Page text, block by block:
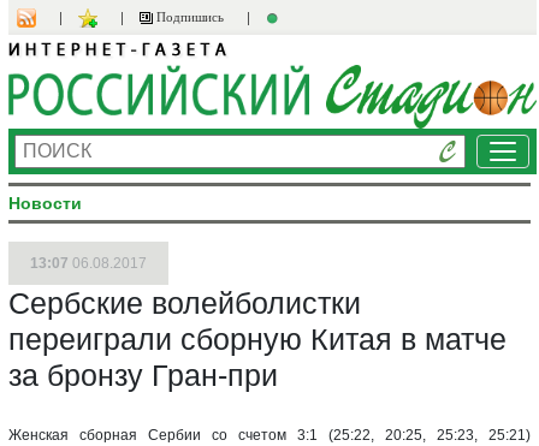
Подпишись
Новости
13:07 06.08.2017
Сербские волейболистки
переиграли сборную Китая в матче
за бронзу Гран-при
Женская сборная Сербии со счетом 3:1 (25:22, 20:25, 25:23, 25:21)